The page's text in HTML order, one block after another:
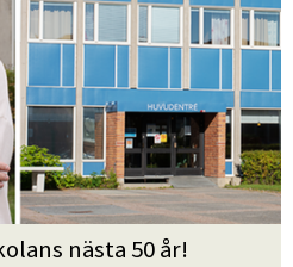
nästa 50 år!